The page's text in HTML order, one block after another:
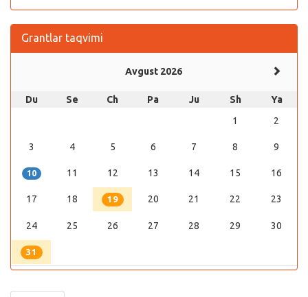
Grantlar taqvimi
Avgust 2026
Du Se Ch Pa Ju Sh
Ya
1
2
3 4 5 6 7 8 9
10 11 12 13 14 15 16
17 18 19 20 21 22 23
24 25 26 27 28 29 30
31